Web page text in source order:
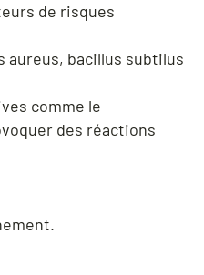
de risques
aureus, bacillus subtilus
comme le
des réactions